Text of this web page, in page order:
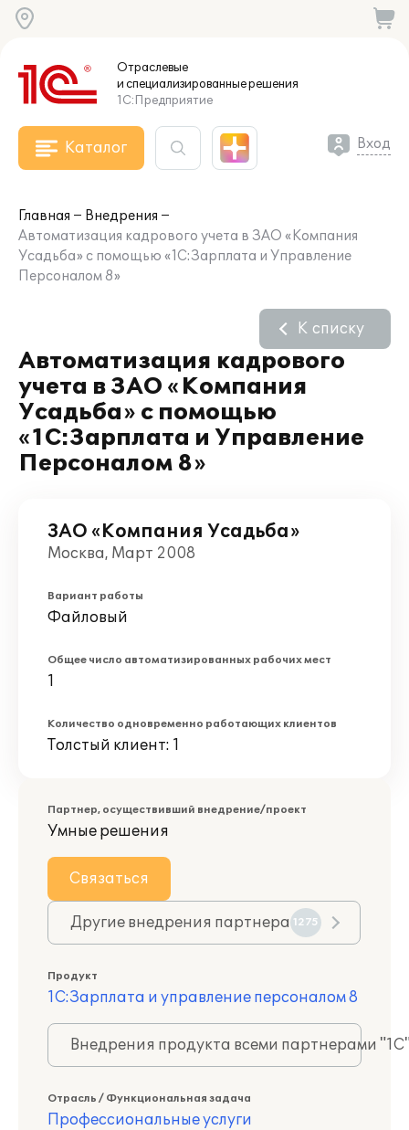
Отраслевые
и специализированныерешения
1С:Предприятие
Каталог Вход
Главная
Внедрения
Автоматизация кадрового учета в ЗАО «Компания
Усадьба» с помощью «1С:Зарплата и Управление
Персоналом 8»
Автоматизация кадрового
учета в ЗАО «Компания
Усадьба» с помощью
«1С:Зарплата и Управление
Персоналом 8»
К списку
ЗАО «Компания Усадьба»
Москва, Март 2008
Вариант работы
Файловый
Общее число автоматизированных рабочих мест
1
Количество одновременно работающих клиентов
Толстый клиент: 1
Партнер, осуществивший внедрение/проект
Умные решения
Связаться
Другие внедрения партнера 1275
Продукт
1С:Зарплата и управление персоналом 8
Внедрения продукта всеми партнерами
Отрасль / Функциональная задача
Профессиональные услуги